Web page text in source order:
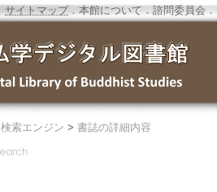
サイトマップ．本館について ． 諮問委員会 ．
検索エンジン > 書誌の詳細内容